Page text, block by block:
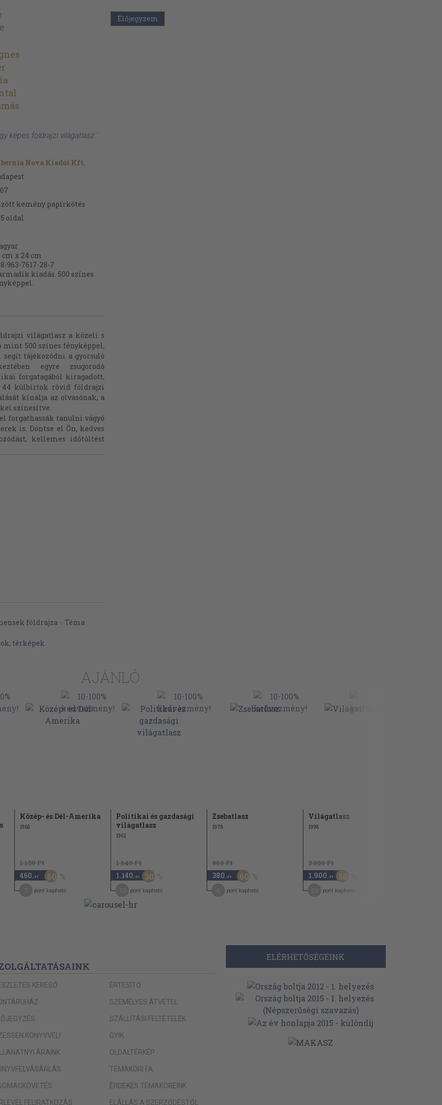
képes földrajzi világatlasz '
Nova Kiadói Kft.
kemény papírkötés
oldal
cm x 24 cm
963-7617-28-7
kiadás. 500 színes
világatlasz a közeli s
500 színes fényképpel,
segít tájékozódni a gyorsuló
egyre zsugorodó
forgatagából kiragadott,
44 külbirtok rövid földrajzi
kínálja az olvasónak, a
színesítve.
forgathassák tanulni vágyó
is. Döntse el Ön, kedves
kellemes időtöltést
földrajza > Téma
térképek
Előjegyzem
AJÁNLÓ
Közép- és Dél-Amerika
1965
1.150 Ft
460 ,-Ft 60
pont kapható
Politikai és gazdasági
világatlasz
1961
1.640 Ft
1.140 ,-Ft 30
pont kapható
Zsebatlasz
1978
960 Ft
380 ,-Ft 60
pont kapható
Világatlasz
1998
3.800 Ft
1.900 ,-Ft 50
pont kapható
KERESŐ
KÖNYVVEL!
ÁRAINK
FELIRATKOZÁS
ÉRTESÍTŐ
SZEMÉLYES ÁTVÉTEL
SZÁLLÍTÁSI FELTÉTELEK
GYIK
OLDALTÉRKÉP
TÉMAKÖRI FA
ÉRDEKES TÉMAKÖREINK
ELÁLLÁS A SZERZŐDÉSTŐL
ELÉRHETŐSÉGEINK